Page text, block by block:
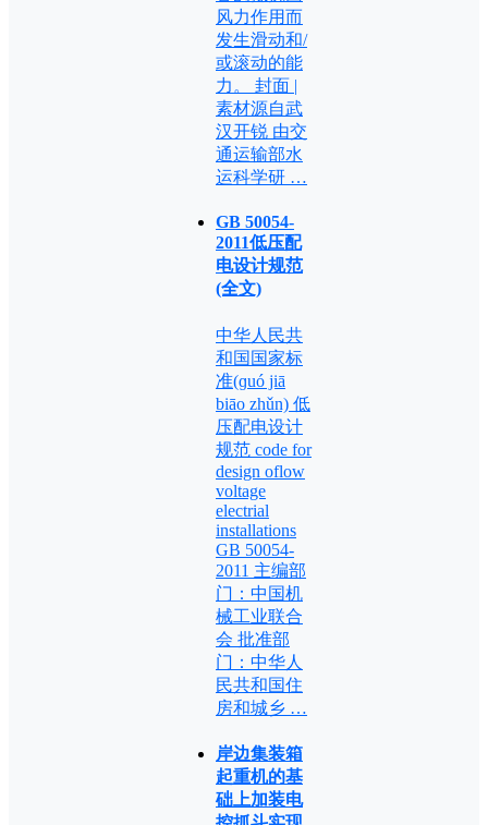
风力作用而
发生滑动和/
或滚动的能
力。 封面 |
素材源自武
汉开锐 由交
通运输部水
运科学研 …
GB 50054-
2011低压配
电设计规范
(全文)
中华人民共
和国国家标
准(ɡuó jiā
biāo zhǔn) 低
压配电设计
规范 code for
design oflow
voltage
electrial
installations
GB 50054-
2011 主编部
门：中国机
械工业联合
会 批准部
门：中华人
民共和国住
房和城乡 …
岸边集装箱
起重机的基
础上加装电